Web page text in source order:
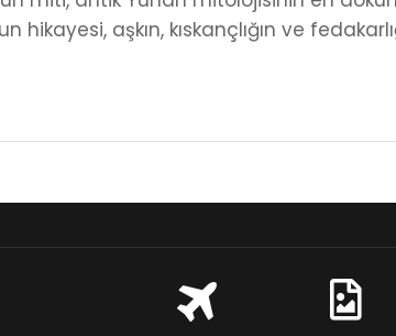
hikayesi, aşkın, kıskançlığın ve